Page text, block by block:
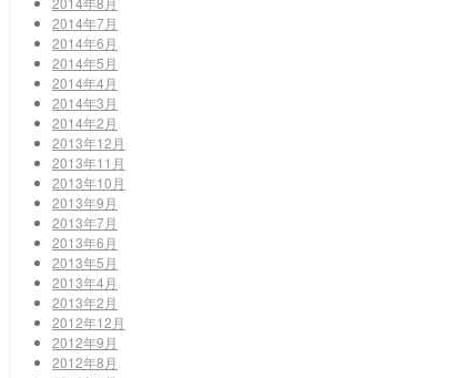
2014年7月
2014年6月
2014年5月
2014年4月
2014年3月
2014年2月
2013年12月
2013年11月
2013年10月
2013年9月
2013年7月
2013年6月
2013年5月
2013年4月
2013年2月
2012年12月
2012年9月
2012年8月